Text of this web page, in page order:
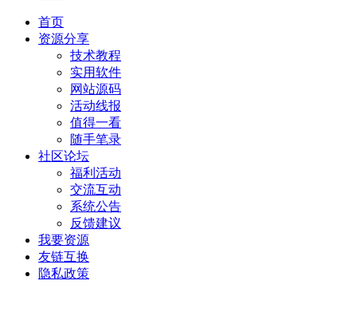
首页
资源分享
技术教程
实用软件
网站源码
活动线报
值得一看
随手笔录
社区论坛
福利活动
交流互动
系统公告
反馈建议
我要资源
友链互换
隐私政策